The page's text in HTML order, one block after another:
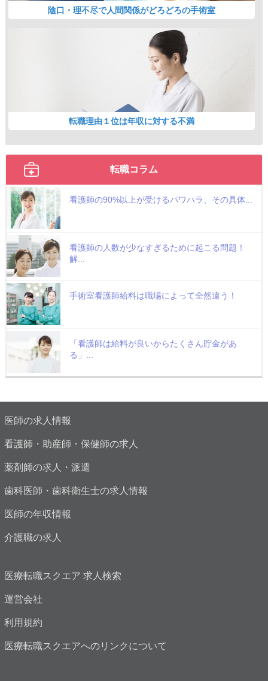
陰口・理不尽で人間関係がどろどろの手術室
転職理由１位は年収に対する不満
転職コラム
看護師の90%以上が受けるパワハラ、その具体...
看護師の人数が少なすぎるために起こる問題！
解...
手術室看護師給料は職場によって全然違う！
「看護師は給料が良いからたくさん貯金があ
る」...
医師の求人情報
看護師・助産師・保健師の求人
薬剤師の求人・派遣
歯科医師・歯科衛生士の求人情報
医師の年収情報
介護職の求人
医療転職スクエア 求人検索
運営会社
利用規約
医療転職スクエアへのリンクについて